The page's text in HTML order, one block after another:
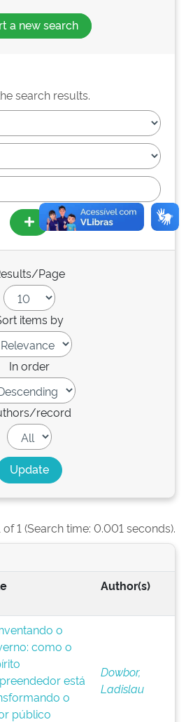
a new search
search results.
Page
items by
In order
record
of 1 (Search time: 0.001 seconds).
Author(s)
o
como o
está
o
público
Dowbor,
Ladislau